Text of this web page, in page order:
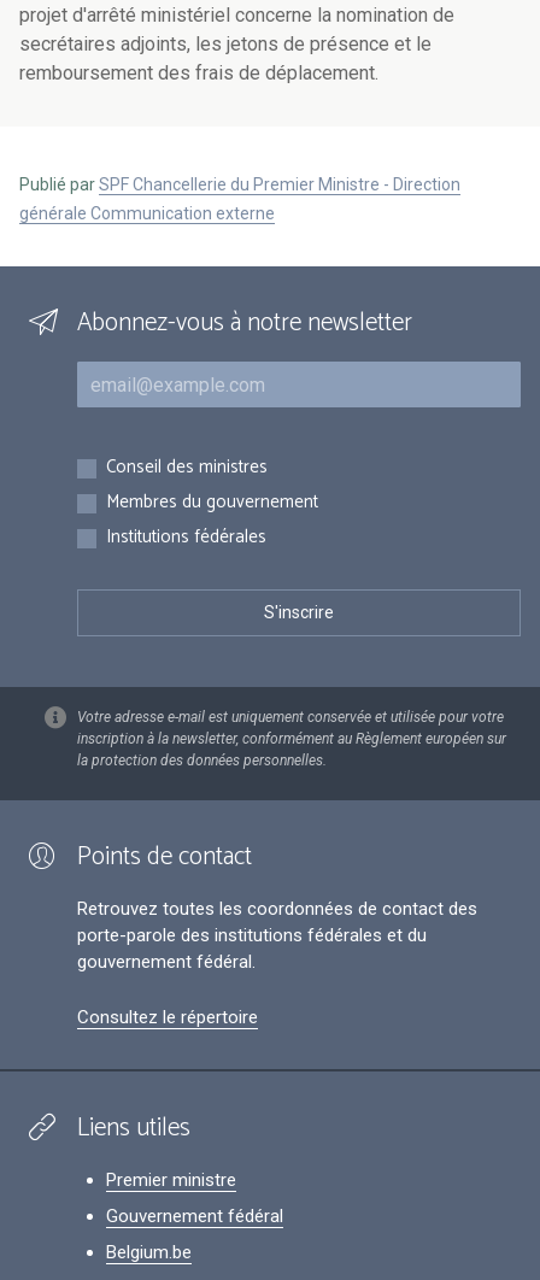
projet d'arrêté ministériel concerne la nomination de
secrétaires adjoints, les jetons de présence et le
remboursement des frais de déplacement.
Publié parSPF Chancellerie du Premier Ministre - Direction
générale Communication externe
Abonnez-vous à notre newsletter
Courriel
Inscriptions
Conseil des ministres
Membres du gouvernement
Institutions fédérales
Votre adresse e-mail est uniquement conservée et utilisée pour votre
inscription à la newsletter, conformément au Règlement européen sur
la protection des données personnelles.
Points de contact
Retrouvez toutes les coordonnées de contact des
porte-parole des institutions fédérales et du
gouvernement fédéral.
Consultez le répertoire
Liens utiles
Premier ministre
Gouvernement fédéral
Belgium.be